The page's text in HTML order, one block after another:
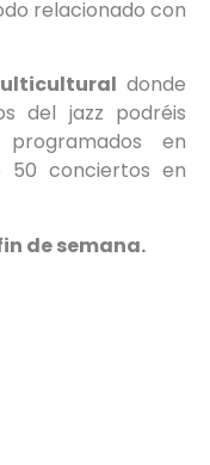
relacionado con
donde
del jazz podréis
en
50 conciertos en
de semana.